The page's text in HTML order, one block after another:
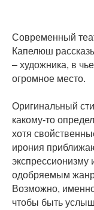
Современный
Капелюш
– художника, в
огромное место.
Оригинальный
какому-то
хотя
ирония
одобряемым
Возможно,
чтобы быть